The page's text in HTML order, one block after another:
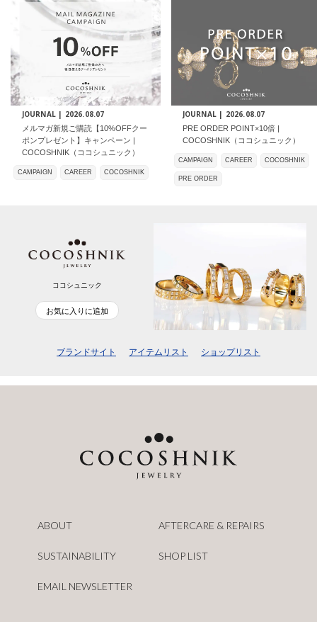
JOURNAL | 2026.08.07
メルマガ新規ご購読【10%OFFクー
ポンプレゼント】キャンペーン |
COCOSHNIK（ココシュニック）
CAMPAIGN CAREER COCOSHNIK
JOURNAL | 2026.08.07
PRE ORDER POINT×10倍 |
COCOSHNIK（ココシュニック）
CAMPAIGN CAREER COCOSHNIK
PRE ORDER
ココシュニック
お気に入りに追加
ブランドサイト アイテムリスト ショップリスト
ABOUT AFTERCARE & REPAIRS
SUSTAINABILITY SHOP LIST
EMAIL NEWSLETTER